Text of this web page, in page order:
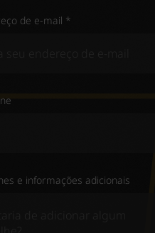
de e-mail *
e informações adicionais